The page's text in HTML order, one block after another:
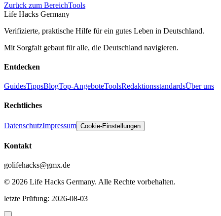
Zurück zum BereichTools
Life Hacks Germany
Verifizierte, praktische Hilfe für ein gutes Leben in Deutschland.
Mit Sorgfalt gebaut für alle, die Deutschland navigieren.
Entdecken
GuidesTippsBlogTop-AngeboteToolsRedaktionsstandardsÜber uns
Rechtliches
DatenschutzImpressum Cookie-Einstellungen
Kontakt
golifehacks@gmx.de
© 2026 Life Hacks Germany. Alle Rechte vorbehalten.
letzte Prüfung: 2026-08-03